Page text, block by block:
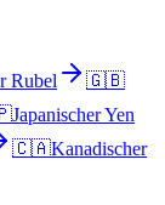
Rubel
🇬🇧
Japanischer Yen
🇨🇦Kanadischer